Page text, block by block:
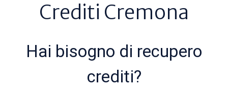
Crediti Cremona
Hai bisogno di recupero
crediti?